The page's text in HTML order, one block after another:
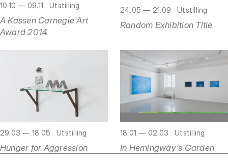
10.10 — 09.11 Utstilling
A Kassen Carnegie Art
Award 2014
24.05 — 21.09 Utstilling
Random Exhibition Title
29.03 — 18.05 Utstilling
Hunger for Aggression
18.01 — 02.03 Utstilling
In Hemingway’s Garden